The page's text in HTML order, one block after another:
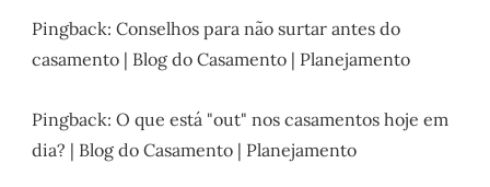
Pingback:Conselhos para não surtar antes do
casamento | Blog do Casamento | Planejamento
Pingback:O que está "out" nos casamentos hoje em
dia? | Blog do Casamento | Planejamento